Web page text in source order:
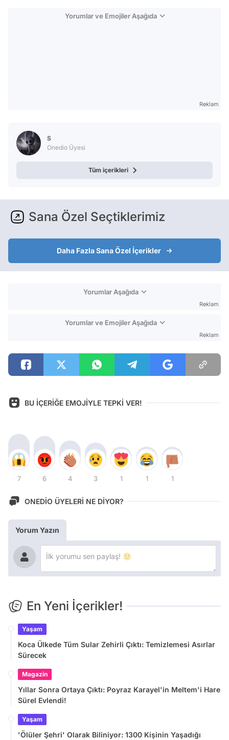
Yorumlar ve Emojiler Aşağıda
Reklam
S
Onedio Üyesi
Tüm içerikleri
Sana Özel Seçtiklerimiz
Daha Fazla Sana Özel İçerikler
Yorumlar Aşağıda
Reklam
Yorumlar ve Emojiler Aşağıda
Reklam
BU İÇERİĞE EMOJİYLE TEPKİ VER!
7 6 4 3 1 1 1
ONEDİO ÜYELERİ NE DİYOR?
Yorum Yazın
En Yeni İçerikler!
Yaşam
Koca Ülkede Tüm Sular Zehirli Çıktı: Temizlemesi Asırlar
Sürecek
Magazin
Yıllar Sonra Ortaya Çıktı: Poyraz Karayel'in Meltem'i Hare
Sürel Evlendi!
Yaşam
'Ölüler Şehri' Olarak Biliniyor: 1300 Kişinin Yaşadığı